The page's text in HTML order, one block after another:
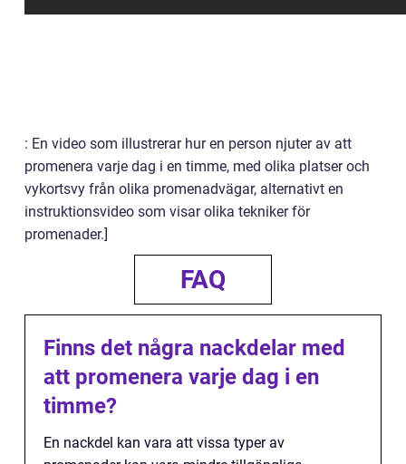
: En video som illustrerar hur en person njuter av att
promenera varje dag i en timme, med olika platser och
vykortsvy från olika promenadvägar, alternativt en
instruktionsvideo som visar olika tekniker för
promenader.]
FAQ
Finns det några nackdelar med
att promenera varje dag i en
timme?
En nackdel kan vara att vissa typer av